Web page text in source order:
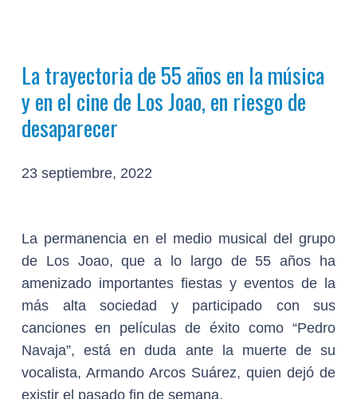
La trayectoria de 55 años en la música
y en el cine de Los Joao, en riesgo de
desaparecer
23 septiembre, 2022
La permanencia en el medio musical del grupo
de Los Joao, que a lo largo de 55 años ha
amenizado importantes fiestas y eventos de la
más alta sociedad y participado con sus
canciones en películas de éxito como “Pedro
Navaja”, está en duda ante la muerte de su
vocalista, Armando Arcos Suárez, quien dejó de
existir el pasado fin de semana.